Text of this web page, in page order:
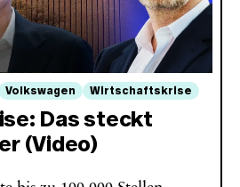
Volkswagen Wirtschaftskrise
Das steckt
(Video)